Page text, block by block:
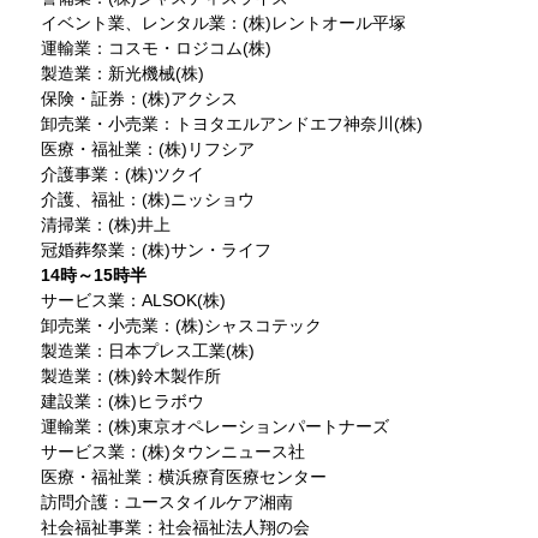
イベント業、レンタル業：(株)レントオール平塚
運輸業：コスモ・ロジコム(株)
製造業：新光機械(株)
保険・証券：(株)アクシス
卸売業・小売業：トヨタエルアンドエフ神奈川(株)
医療・福祉業：(株)リフシア
介護事業：(株)ツクイ
介護、福祉：(株)ニッショウ
清掃業：(株)井上
冠婚葬祭業：(株)サン・ライフ
14時～15時半
サービス業：ALSOK(株)
卸売業・小売業：(株)シャスコテック
製造業：日本プレス工業(株)
製造業：(株)鈴木製作所
建設業：(株)ヒラボウ
運輸業：(株)東京オペレーションパートナーズ
サービス業：(株)タウンニュース社
医療・福祉業：横浜療育医療センター
訪問介護：ユースタイルケア湘南
社会福祉事業：社会福祉法人翔の会